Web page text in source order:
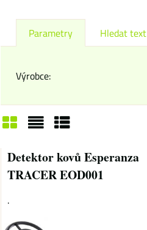
Parametry Hledat text
Výrobce:
Mřížka
Detektor kovů Esperanza
TRACER EOD001
.